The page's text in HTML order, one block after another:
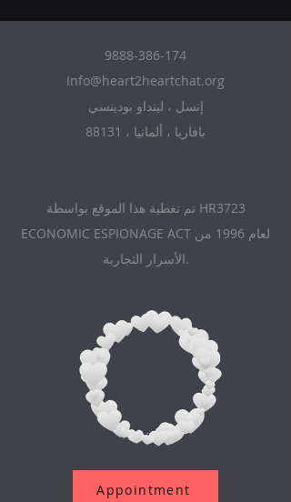
9888-386-174
Info@heart2heartchat.org
إنسل ، لينداو بودينسي
88131 ، بافاريا ، ألمانيا
تم تغطية هذا الموقع بواسطة HR3723
ECONOMIC ESPIONAGE ACT لعام 1996 من
الأسرار التجارية.
Appointment